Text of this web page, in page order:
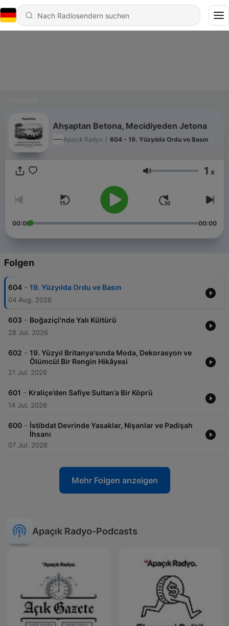
Ahşaptan Betona, Mecidiyeden Jetona
Apaçık Radyo 604 - 19. Yüzyılda Ordu ve Basın
Lautstärke 1 x
00:00 00:00
Folgen
604 - 19. Yüzyılda Ordu ve Basın
04 Aug. 2026
603 - Boğaziçi'nde Yalı Kültürü
28 Jul. 2026
602 - 19. Yüzyıl Britanya'sında Moda, Dekorasyon ve
Ölümcül Bir Rengin Hikâyesi
21 Jul. 2026
601 - Kraliçe’den Safiye Sultan’a Bir Köprü
14 Jul. 2026
600 - İstibdat Devrinde Yasaklar, Nişanlar ve Padişah
İhsanı
07 Jul. 2026
Mehr Folgen anzeigen
Apaçık Radyo-Podcasts